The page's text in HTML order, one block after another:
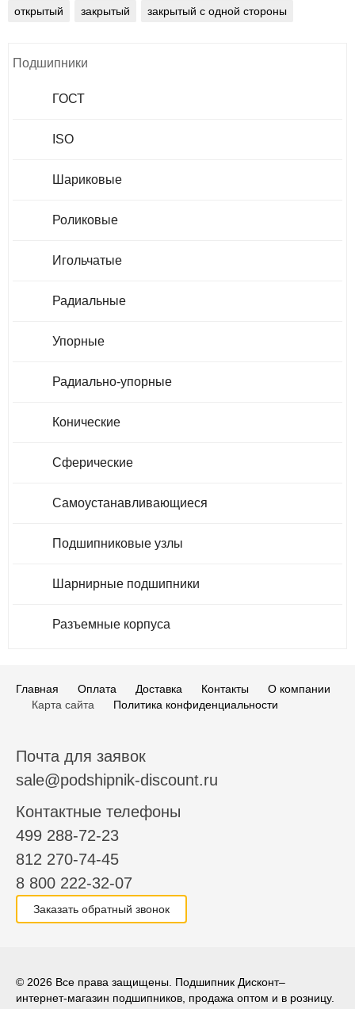
открытый закрытый закрытый с одной стороны
Подшипники
ГОСТ
ISO
Шариковые
Роликовые
Игольчатые
Радиальные
Упорные
Радиально-упорные
Конические
Сферические
Самоустанавливающиеся
Подшипниковые узлы
Шарнирные подшипники
Разъемные корпуса
Главная Оплата Доставка Контакты
О компании
Карта сайта
Политика конфиденциальности
Почта для заявок
sale@podshipnik-discount.ru
Контактные телефоны
499 288-72-23
812 270-74-45
8 800 222-32-07
Заказать обратный звонок
© 2026 Все права защищены. Подшипник Дисконт–
интернет-магазин подшипников, продажа оптом и в розницу.